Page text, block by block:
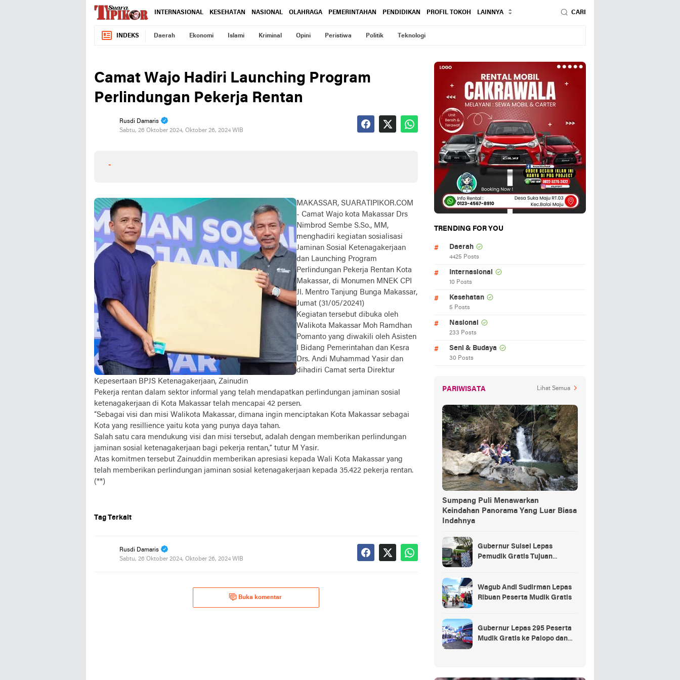
INTERNASIONAL KESEHATAN NASIONAL OLAHRAGA PEMERINTAHAN PENDIDIKAN PROFIL TOKOH LAINNYA CARI
INDEKS Daerah Ekonomi Islami Kriminal Opini Peristiwa Politik Teknologi
Camat Wajo Hadiri Launching Program
Perlindungan Pekerja Rentan
Rusdi Damaris
Sabtu, 26 Oktober 2024, Oktober 26, 2024 WIB
-
MAKASSAR, SUARATIPIKOR.COM
- Camat Wajo kota Makassar Drs
Nimbrod Sembe S.So., MM,
menghadiri kegiatan sosialisasi
Jaminan Sosial Ketenagakerjaan
dan Launching Program
Perlindungan Pekerja Rentan Kota
Makassar, di Monumen MNEK CPI
Jl. Mentro Tanjung Bunga Makassar,
Jumat (31/05/20241)
Kegiatan tersebut dibuka oleh
Walikota Makassar Moh Ramdhan
Pomanto yang diwakili oleh Asisten
I Bidang Pemerintahan dan Kesra
Drs. Andi Muhammad Yasir dan
dihadiri Camat serta Direktur
Kepesertaan BPJS Ketenagakerjaan, Zainudin
Pekerja rentan dalam sektor informal yang telah mendapatkan perlindungan jaminan sosial
ketenagakerjaan di Kota Makassar telah mencapai 42 persen.
“Sebagai visi dan misi Walikota Makassar, dimana ingin menciptakan Kota Makassar sebagai
Kota yang resillience yaitu kota yang punya daya tahan.
Salah satu cara mendukung visi dan misi tersebut, adalah dengan memberikan perlindungan
jaminan sosial ketenagakerjaan bagi pekerja rentan,” tutur M Yasir.
Atas komitmen tersebut Zainuddin memberikan apresiasi kepada Wali Kota Makassar yang
telah memberikan perlindungan jaminan sosial ketenagakerjaan kepada 35.422 pekerja rentan.
(**)
Tag Terkait
Rusdi Damaris
Sabtu, 26 Oktober 2024, Oktober 26, 2024 WIB
Buka komentar
TRENDING FOR YOU
Daerah
4425 Posts
Internasional
10 Posts
Kesehatan
5 Posts
Nasional
233 Posts
Seni & Budaya
30 Posts
PARIWISATA Lihat Semua
Sumpang Puli Menawarkan
Keindahan Panorama Yang Luar Biasa
Indahnya
Gubernur Sulsel Lepas
Pemudik Gratis Tujuan
Wagub Andi Sudirman Lepas
Ribuan Peserta Mudik Gratis
Gubernur Lepas 295 Peserta
Mudik Gratis ke Palopo dan